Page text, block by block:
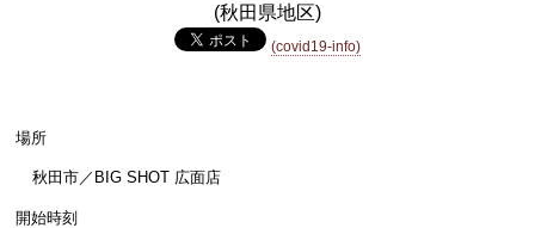
(秋田県地区)
(covid19-info)
場所
秋田市／BIG SHOT 広面店
開始時刻